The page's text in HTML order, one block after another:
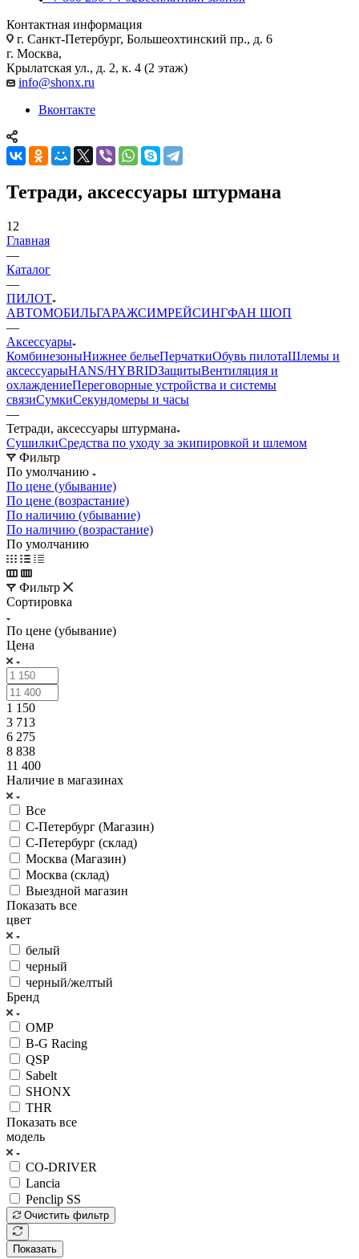
Контактная информация
г. Санкт-Петербург, Большеохтинский пр., д. 6
г. Москва,
Крылатская ул., д. 2, к. 4 (2 этаж)
info@shonx.ru
Вконтакте
Тетради, аксессуары штурмана
12
Главная
—
Каталог
—
ПИЛОТ
АВТОМОБИЛЬГАРАЖСИМРЕЙСИНГФАН ШОП
—
Аксессуары
КомбинезоныНижнее бельеПерчаткиОбувь пилотаШлемы и
аксессуарыHANS/HYBRIDЗащитыВентиляция и
охлаждениеПереговорные устройства и системы
связиСумкиСекундомеры и часы
—
Тетради, аксессуары штурмана
СушилкиСредства по уходу за экипировкой и шлемом
Фильтр
По умолчанию
По цене (убывание)
По цене (возрастание)
По наличию (убывание)
По наличию (возрастание)
По умолчанию
Фильтр
Сортировка
По цене (убывание)
Цена
1 150
3 713
6 275
8 838
11 400
Наличие в магазинах
Все
С-Петербург (Магазин)
С-Петербург (склад)
Москва (Магазин)
Москва (склад)
Выездной магазин
Показать все
цвет
белый
черный
черный/желтый
Бренд
OMP
B-G Racing
QSP
Sabelt
SHONX
THR
Показать все
модель
CO-DRIVER
Lancia
Penclip SS
Очистить фильтр
Показать